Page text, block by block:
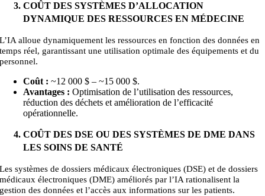
COÛT DES SYSTÈMES D’ALLOCATION
DYNAMIQUE DES RESSOURCES EN MÉDECINE
L’IA alloue dynamiquement les ressources en fonction des données en
temps réel, garantissant une utilisation optimale des équipements et du
personnel.
Coût : ~12 000 $ – ~15 000$.
Avantages :Optimisation de l’utilisation des ressources,
réduction des déchets et amélioration de l’efficacité
opérationnelle.
COÛT DES DSE OU DES SYSTÈMES DE DME DANS
LES SOINS DE SANTÉ
Les systèmes de dossiers médicaux électroniques (DSE) et de dossiers
médicaux électroniques (DME) améliorés par l’IA rationalisent la
gestion des données et l’accès aux informations sur les patients.